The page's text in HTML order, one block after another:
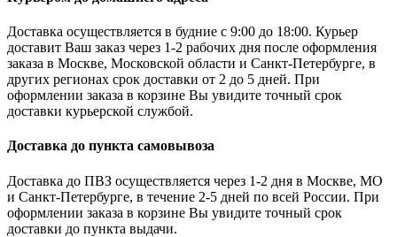
Доставка осуществляется в будние с 9:00 до 18:00. Курьер
доставит Ваш заказ через 1-2 рабочих дня после оформления
заказа в Москве, Московской области и Санкт-Петербурге, в
других регионах срок доставки от 2 до 5 дней. При
оформлении заказа в корзине Вы увидите точный срок
доставки курьерской службой.
Доставка до пункта самовывоза
Доставка до ПВЗ осуществляется через 1-2 дня в Москве, МО
и Санкт-Петербурге, в течение 2-5 дней по всей России. При
оформлении заказа в корзине Вы увидите точный срок
доставки до пункта выдачи.